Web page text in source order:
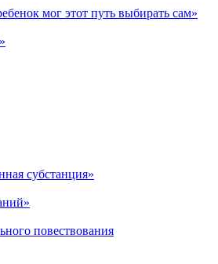
мог этот путь выбирать сам»
субстанция»
повествования